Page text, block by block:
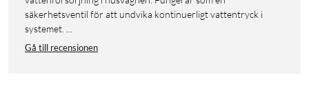
säkerhetsventil för att undvika kontinuerligt vattentryck i
systemet. ...
Gå till recensionen